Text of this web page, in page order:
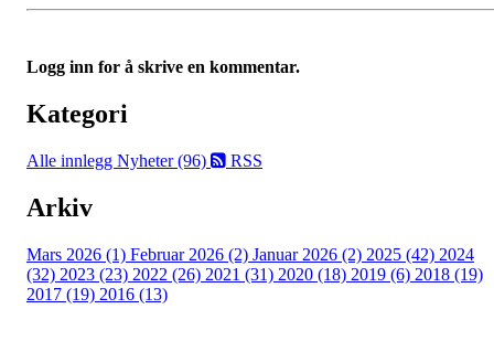
Logg inn for å skrive en kommentar.
Kategori
Alle innlegg Nyheter (96) RSS
Arkiv
Mars 2026 (1) Februar 2026 (2) Januar 2026 (2) 2025 (42) 2024
(32) 2023 (23) 2022 (26) 2021 (31) 2020 (18) 2019 (6) 2018 (19)
2017 (19) 2016 (13)